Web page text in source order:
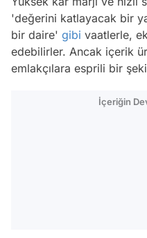
'değerini katlayacak bir
bir daire' gibi vaatlerle,
edebilirler. Ancak içerik
emlakçılara esprili bir
İçeriğin